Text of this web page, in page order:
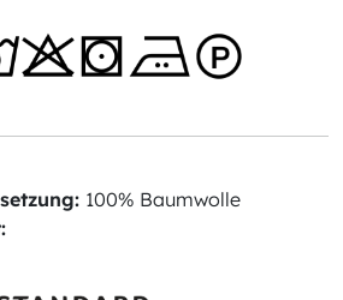
100% Baumwolle